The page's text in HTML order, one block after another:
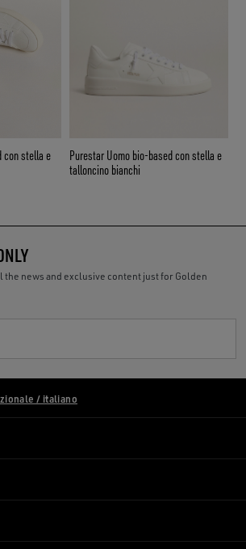
con stella e
Purestar Uomo bio-based con stella e
talloncino bianchi
the news and exclusive content just for Golden
Internazionale / italiano